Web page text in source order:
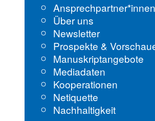
Über uns
Newsletter
Prospekte &
Manuskriptangebote
Mediadaten
Kooperationen
Netiquette
Nachhaltigkeit